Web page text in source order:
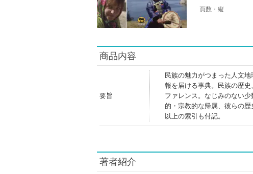
頁数・縦
商品内容
要旨
民族の魅力がつまった人文
報を届ける事典。民族の歴
ファレンス。なじみのない
的・宗教的な帰属、彼らの
以上の索引も付記。
著者紹介